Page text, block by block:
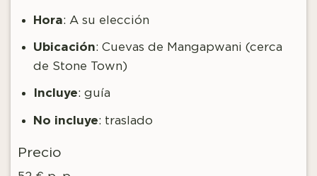
Hora: A su elección
Ubicación: Cuevas de Mangapwani (cerca
de Stone Town)
Incluye: guía
No incluye: traslado
Precio